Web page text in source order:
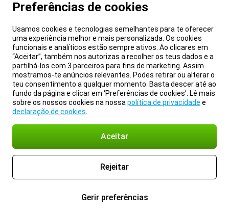
Preferências de cookies
Usamos cookies e tecnologias semelhantes para te oferecer
uma experiência melhor e mais personalizada. Os cookies
funcionais e analíticos estão sempre ativos. Ao clicares em
“Aceitar”, também nos autorizas a recolher os teus dados e a
partilhá-los com 3 parceiros para fins de marketing. Assim
mostramos-te anúncios relevantes. Podes retirar ou alterar o
teu consentimento a qualquer momento. Basta descer até ao
fundo da página e clicar em ‘Preferências de cookies’. Lê mais
sobre os nossos cookies na nossa política de privacidade e
declaração de cookies
Aceitar
Rejeitar
Gerir preferências